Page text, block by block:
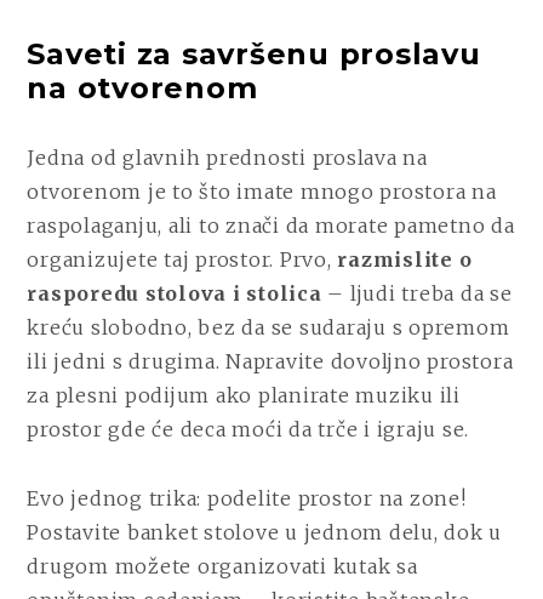
Saveti za savršenu proslavu
na otvorenom
Jedna od glavnih prednosti proslava na
otvorenom je to što imate mnogo prostora na
raspolaganju, ali to znači da morate pametno da
organizujete taj prostor. Prvo, razmislite o
rasporedu stolova i stolica – ljudi treba da se
kreću slobodno, bez da se sudaraju s opremom
ili jedni s drugima. Napravite dovoljno prostora
za plesni podijum ako planirate muziku ili
prostor gde će deca moći da trče i igraju se.
Evo jednog trika: podelite prostor na zone!
Postavite banket stolove u jednom delu, dok u
drugom možete organizovati kutak sa